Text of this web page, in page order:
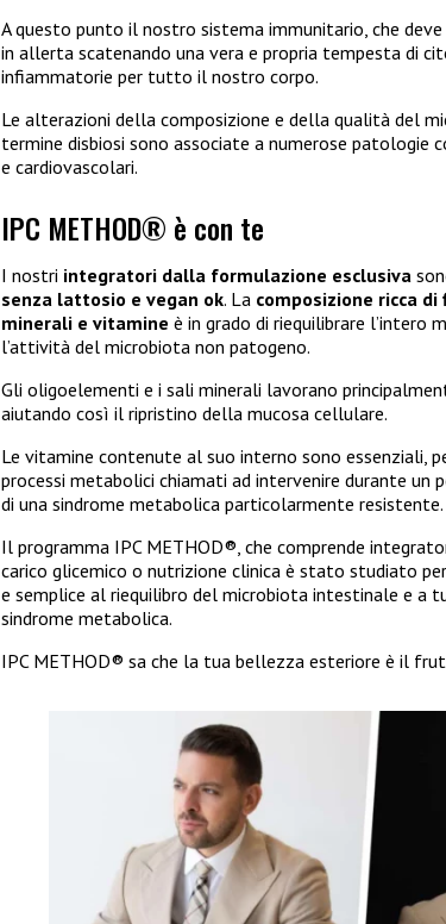
A questo punto il nostro sistema immunitario, che
in allerta scatenando una vera e propria tempesta di
infiammatorie per tutto il nostro corpo.
Le alterazioni della composizione e della qualità del
termine disbiosi sono associate a numerose patologie
e cardiovascolari.
IPC METHOD® è con te
I nostri integratori dalla formulazione esclusiva
senza lattosio e vegan ok. La composizione ricca
minerali e vitamine è in grado di riequilibrare l’intero
l’attività del microbiota non patogeno.
Gli oligoelementi e i sali minerali lavorano
aiutando così il ripristino della mucosa cellulare.
Le vitamine contenute al suo interno sono essenziali,
processi metabolici chiamati ad intervenire durante un
di una sindrome metabolica particolarmente resistente.
Il programma IPC METHOD®, che comprende
carico glicemico o nutrizione clinica è stato studiato
e semplice al riequilibro del microbiota intestinale e
sindrome metabolica.
IPC METHOD® sa che la tua bellezza esteriore è il